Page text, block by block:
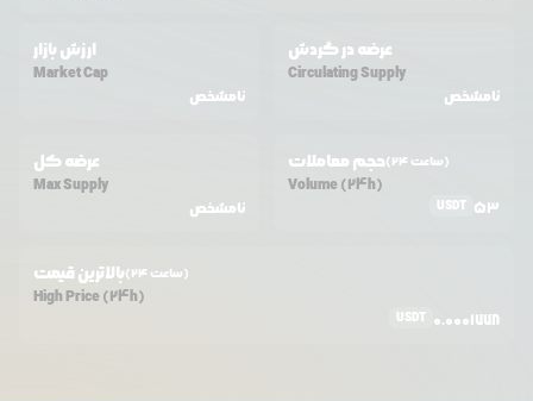
ارزش بازار
Market Cap
نامشخص
عرضه در گردش
Circulating Supply
نامشخص
عرضه کل
Max Supply
نامشخص
حجم معاملات (24 ساعت)
Volume (24h)
USDT 53
بالاترین قیمت (24 ساعت)
High Price (24h)
USDT 0.0001778